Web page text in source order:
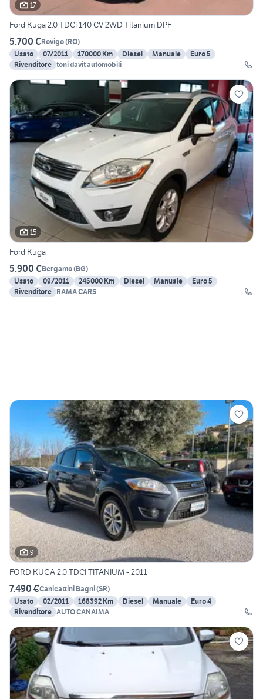
17
Ford Kuga 2.0 TDCi 140 CV 2WD Titanium DPF
5.700 €Rovigo(RO)
Usato
07/2011 170000 Km Diesel Manuale
Euro 5
Rivenditore toni davit automobili
15
Ford Kuga
5.900 €Bergamo(BG)
Usato
09/2011 245000 Km Diesel Manuale
Euro 5
Rivenditore RAMA CARS
9
FORD KUGA 2.0 TDCI TITANIUM - 2011
7.490 €Canicattini Bagni(SR)
Usato
02/2011 168392 Km Diesel Manuale
Euro 4
Rivenditore AUTO CANAIMA